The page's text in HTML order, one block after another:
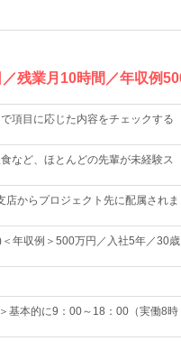
残業月10時間／年収例
項目に応じた内容をチェックする
など、ほとんどの先輩が未経験ス
からプロジェクト先に配属されま
年収例＞500万円／入社5年／30歳
基本的に9：00～18：00（実働8時